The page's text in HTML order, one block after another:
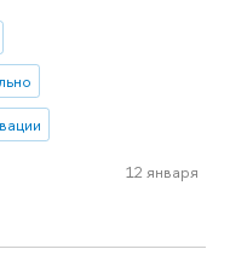
12 января